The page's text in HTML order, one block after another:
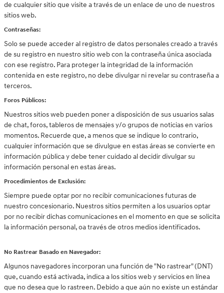
de cualquier sitio que visite a través de un enlace de uno de nuestros
sitios web.
Contraseñas:
Solo se puede acceder al registro de datos personales creado a través
de su registro en nuestro sitio web con la contraseña única asociada
con ese registro. Para proteger la integridad de la información
contenida en este registro, no debe divulgar ni revelar su contraseña a
terceros.
Foros Públicos:
Nuestros sitios web pueden poner a disposición de sus usuarios salas
de chat, foros, tableros de mensajes y/o grupos de noticias en varios
momentos. Recuerde que, a menos que se indique lo contrario,
cualquier información que se divulgue en estas áreas se convierte en
información pública y debe tener cuidado al decidir divulgar su
información personal en estas áreas.
Procedimientos de Exclusión:
Siempre puede optar por no recibir comunicaciones futuras de
nuestro concesionario. Nuestros sitios permiten a los usuarios optar
por no recibir dichas comunicaciones en el momento en que se solicita
la información personal, oa través de otros medios identificados.
No Rastrear Basado en Navegador:
Algunos navegadores incorporan una función de "No rastrear" (DNT)
que, cuando está activada, indica a los sitios web y servicios en línea
que no desea que lo rastreen. Debido a que aún no existe un estándar